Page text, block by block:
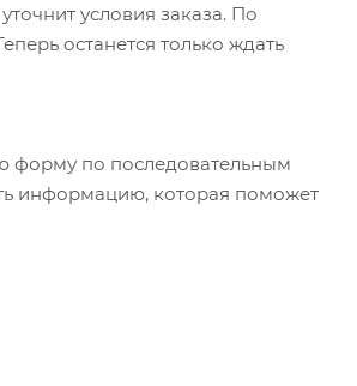
условия заказа. По
останется только ждать
форму по последовательным
информацию, которая поможет